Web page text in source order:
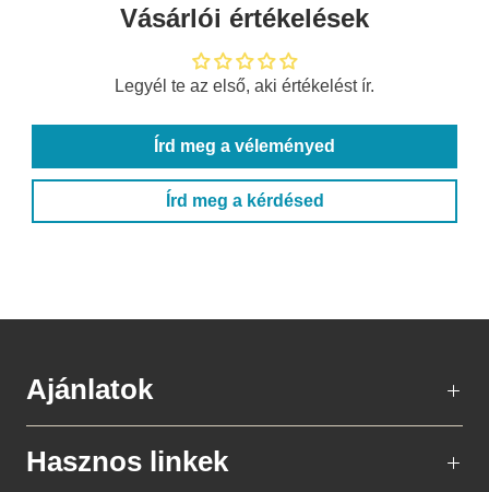
Vásárlói értékelések
Legyél te az első, aki értékelést ír.
Írd meg a véleményed
Írd meg a kérdésed
Ajánlatok
Hasznos linkek